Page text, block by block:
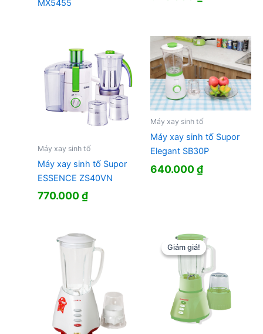
MX5455
Máy xay sinh tố
Máy xay sinh tố Supor
ESSENCE ZS40VN
770.000₫
Máy xay sinh tố
Máy xay sinh tố Supor
Elegant SB30P
640.000₫
Giảm giá!
Giảm giá!